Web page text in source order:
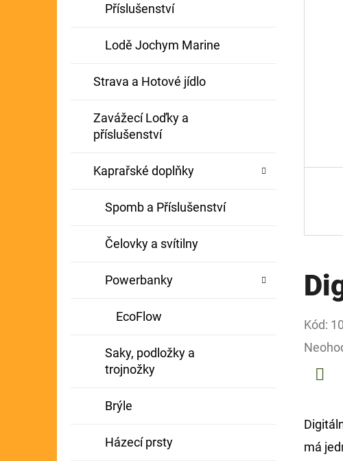
Příslušenství
Lodě Jochym Marine
Strava a Hotové jídlo
Zavážecí Loďky a
příslušenství
Kaprařské doplňky
Spomb a Příslušenství
Čelovky a svítilny
Powerbanky
EcoFlow
Saky, podložky a
trojnožky
Brýle
Házecí prsty
Kód:
má